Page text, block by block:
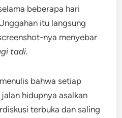
beberapa hari
itu langsung
nya menyebar
tadi.
bahwa setiap
hidupnya asalkan
terbuka dan saling